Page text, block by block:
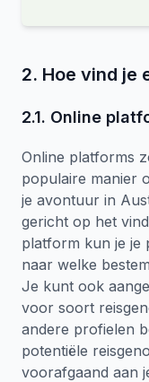
2. Hoe vind je
2.1. Online
Online platforms
populaire manier
je avontuur in
gericht op het
platform kun je je
naar welke
Je kunt ook
voor soort
andere profielen
potentiële
voorafgaand aan